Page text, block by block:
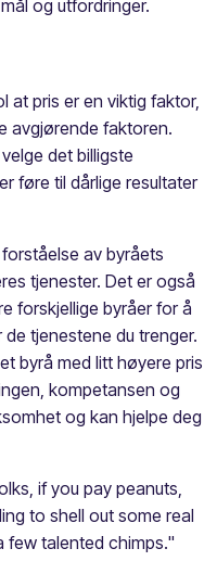
og utfordringer.
at pris er en viktig faktor,
avgjørende faktoren.
det billigste
føre til dårlige resultater
av byråets
tjenester. Det er også
forskjellige byråer for å
tjenestene du trenger.
byrå med litt høyere pris
kompetansen og
og kan hjelpe deg
if you pay peanuts,
to shell out some real
few talented chimps."